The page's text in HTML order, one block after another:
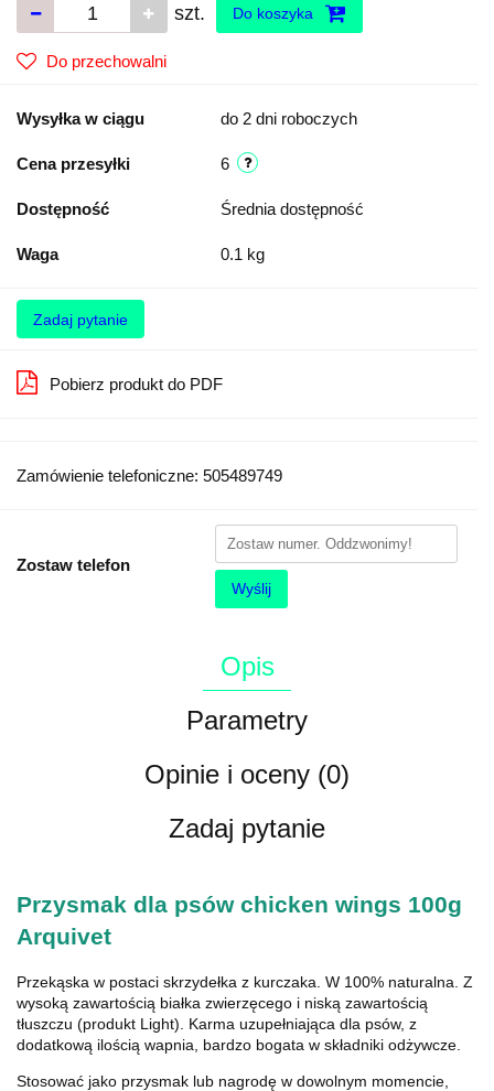
szt. Do koszyka
Do przechowalni
Wysyłka w ciągu do 2 dni roboczych
Cena przesyłki 6
Dostępność Średnia dostępność
Waga 0.1 kg
Zadaj pytanie
Pobierz produkt do PDF
Zamówienie telefoniczne: 505489749
Zostaw telefon
Wyślij
Opis
Parametry
Opinie i oceny (0)
Zadaj pytanie
Przysmak dla psów chicken wings 100g
Arquivet
Przekąska w postaci skrzydełka z kurczaka. W 100% naturalna. Z
wysoką zawartością białka zwierzęcego i niską zawartością
tłuszczu (produkt Light). Karma uzupełniająca dla psów, z
dodatkową ilością wapnia, bardzo bogata w składniki odżywcze.
Stosować jako przysmak lub nagrodę w dowolnym momencie,